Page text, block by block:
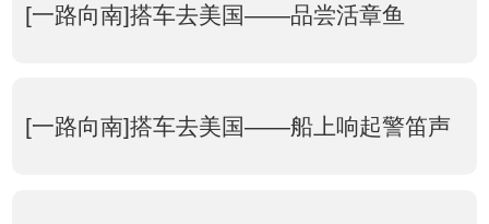
[一路向南]搭车去美国——品尝活章鱼
[一路向南]搭车去美国——船上响起警笛声